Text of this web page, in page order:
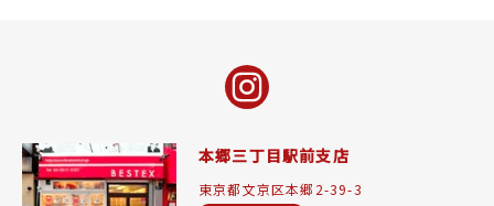
本郷三丁目駅前支店
東京都文京区本郷2-39-3